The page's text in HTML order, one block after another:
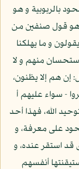
بالربوبية و هو
هو قول صنفين من
و ما يهلكنا
منهم و لا
هم إلا يظنون،
- سواء عليهم أ
الله، فهذا أحد
على معرفة، و
استقر عنده، و
أنفسهم